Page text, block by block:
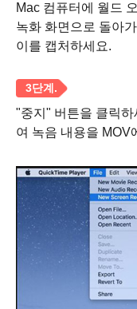
Mac 컴퓨터에 월드
녹화 화면으로 돌아
이를 캡처하세요.
"중지" 버튼을 클릭
여 녹음 내용을 MOV